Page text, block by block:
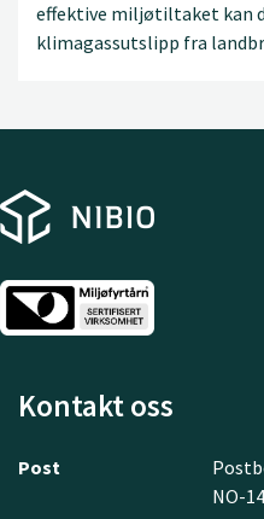
effektive miljøtiltaket kan
klimagassutslipp fra
Kontakt oss
Post
NO-